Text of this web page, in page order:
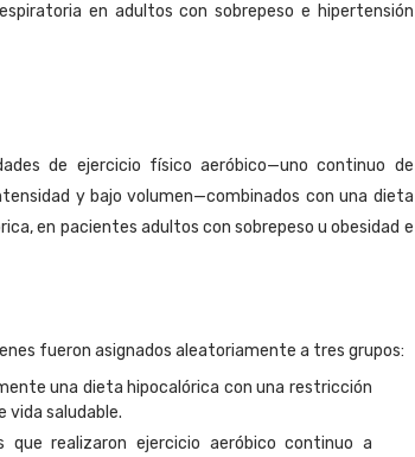
en adultos con sobrepeso e hipertensión
de ejercicio físico aeróbico—uno continuo de
y bajo volumen—combinados con una dieta
en pacientes adultos con sobrepeso u obesidad e
fueron asignados aleatoriamente a tres grupos:
una dieta hipocalórica con una restricción
vida saludable.
que realizaron ejercicio aeróbico continuo a